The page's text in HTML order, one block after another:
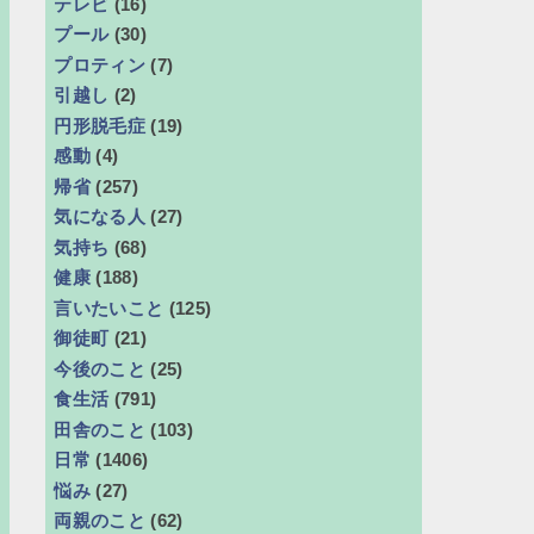
プール (30)
プロティン (7)
引越し (2)
円形脱毛症 (19)
感動 (4)
帰省 (257)
気になる人 (27)
気持ち (68)
健康 (188)
言いたいこと (125)
御徒町 (21)
今後のこと (25)
食生活 (791)
田舎のこと (103)
日常 (1406)
悩み (27)
両親のこと (62)